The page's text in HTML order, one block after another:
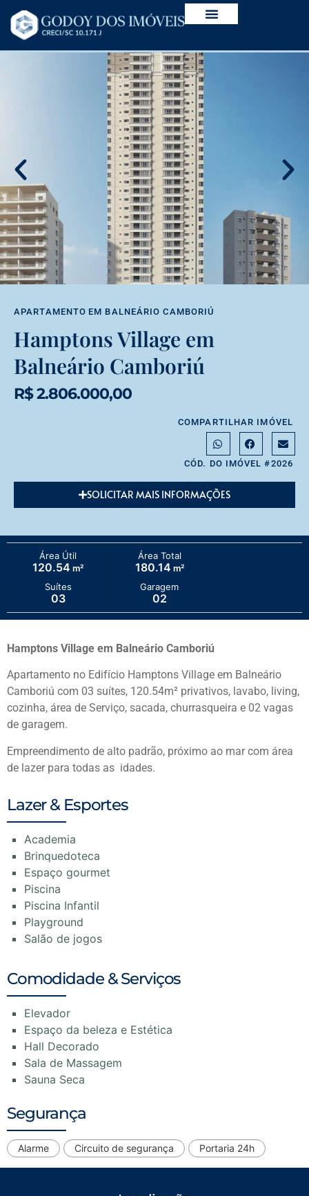
APARTAMENTO EM BALNEÁRIO CAMBORIÚ
Hamptons Village em
Balneário Camboriú
R$ 2.806.000,00
COMPARTILHAR IMÓVEL
CÓD. DO IMÓVEL #2026
SOLICITAR MAIS INFORMAÇÕES
Área Útil
120.54 m²
Área Total
180.14 m²
Suítes
03
Garagem
02
Hamptons Village em Balneário Camboriú
Apartamento no Edifício Hamptons Village em Balneário
Camboriú com 03 suítes, 120.54m² privativos, lavabo, living,
cozinha, área de Serviço, sacada, churrasqueira e 02 vagas
de garagem.
Empreendimento de alto padrão, próximo ao mar com área
de lazer para todas as idades.
Lazer & Esportes
Academia
Brinquedoteca
Espaço gourmet
Piscina
Piscina Infantil
Playground
Salão de jogos
Comodidade & Serviços
Elevador
Espaço da beleza e Estética
Hall Decorado
Sala de Massagem
Sauna Seca
Segurança
Alarme Circuito de segurança Portaria 24h